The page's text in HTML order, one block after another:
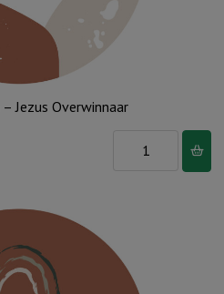
Jezus Overwinnaar
Muurcirkel
Jezus
Overwinnaar